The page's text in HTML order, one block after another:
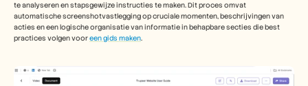
te analyseren en stapsgewijze instructies te maken. Dit proces omvat
automatische screenshotvastlegging op cruciale momenten, beschrijvingen van
acties en een logische organisatie van informatie in behapbare secties die best
practices volgen voor een gids maken.